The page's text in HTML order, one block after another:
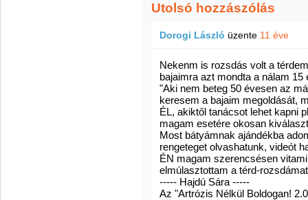
Utolsó hozzászólás
Dorogi László üzente 11 éve
Nekenm is rozsdás volt a
bajaimra azt mondta a nálam
"Aki nem beteg 50 évesen az
keresem a bajaim megoldását,
ÉL, akiktől tanácsot lehet kapni
magam esetére okosan
Most bátyámnak ajándékba
rengeteget olvashatunk, videót
ÉN magam szerencsésen
elmúlasztottam a térd-
----- Hajdú Sára -----
Az "Artrózis Nélkül Boldogan!